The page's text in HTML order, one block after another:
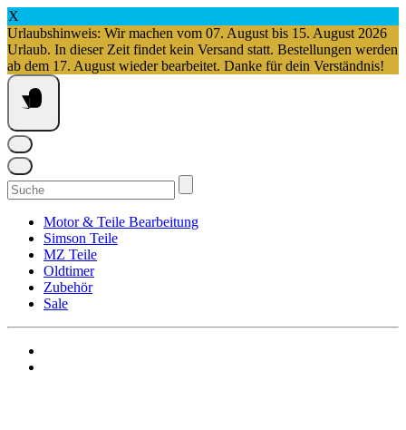
X
Urlaubshinweis: Wir machen vom 07. August bis 15. August 2026
Urlaub. In dieser Zeit findet kein Versand statt. Bestellungen werden
ab dem 17. August wieder bearbeitet. Danke für dein Verständnis!
Springe
zum
Inhalt
Suchen
nach:
Motor & Teile Bearbeitung
Simson Teile
MZ Teile
Oldtimer
Zubehör
Sale